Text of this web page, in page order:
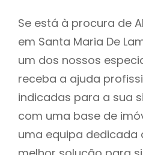
Se está à procura de
em Santa Maria De
um dos nossos
receba a ajuda
indicadas para a sua
com uma base de
uma equipa dedicada